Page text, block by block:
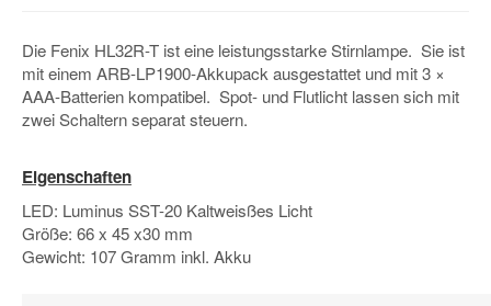
Die Fenix HL32R-T ist eine leistungsstarke Stirnlampe. Sie ist
mit einem ARB-LP1900-Akkupack ausgestattet und mit 3 ×
AAA-Batterien kompatibel. Spot- und Flutlicht lassen sich mit
zwei Schaltern separat steuern.
Eigenschaften
LED: Luminus SST-20 Kaltweisßes Licht
Größe: 66 x 45 x30 mm
Gewicht: 107 Gramm inkl. Akku